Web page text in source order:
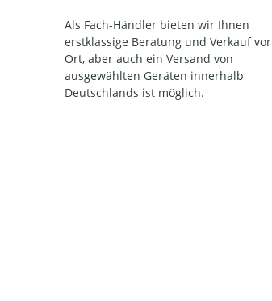
Als Fach-Händler bieten wir Ihnen
erstklassige Beratung und Verkauf vor
Ort, aber auch ein Versand von
ausgewählten Geräten innerhalb
Deutschlands ist möglich.